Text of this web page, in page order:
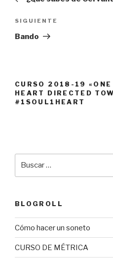
entradas
Siguiente
entrada
SIGUIENTE
Bando
CURSO 2018-19 «ONE
HEART DIRECTED
#1SOUL1HEART
BLOGROLL
Cómo hacer un soneto
CURSO DE MÉTRICA